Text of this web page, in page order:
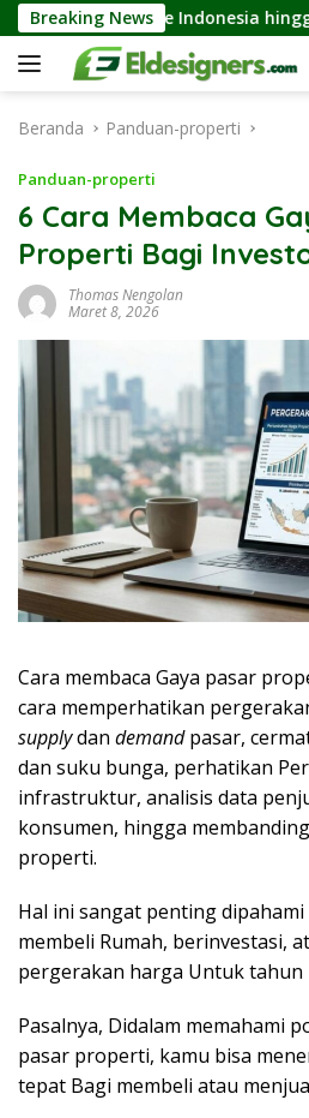
Langsung
ke
konten
Breaking News
Indonesia hingga 71%
Beranda Panduan-properti
Panduan-properti
6 Cara Membaca
Properti Bagi
Thomas Nengolan
Maret 8, 2026
Cara membaca Gaya pasar
cara memperhatikan
supplydan demandpasar,
dan suku bunga, perhatikan
infrastruktur, analisis data
konsumen, hingga
properti.
Hal ini sangat penting
membeli Rumah, berinvestasi,
pergerakan harga Untuk tahun
Pasalnya, Didalam memahami
pasar properti, kamu bisa
tepat Bagi membeli atau